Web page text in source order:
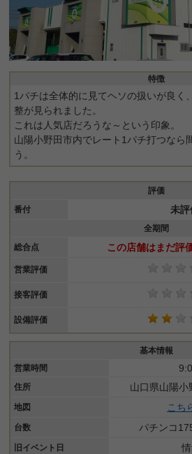
特徴
1パチは全体的に見てヘソの扱いが良く
整が見られました。
これは人気店だろうな～という印象。
山陽小野田市内でレート1パチ打つなら
う。
評価
番付
未評
全期間
総合点
この店舗はまだ評
営業評価
接客評価
設備評価
基本情報
営業時間
住所 山口県山陽小
地図 こち
台数 パチンコ
旧イベント日